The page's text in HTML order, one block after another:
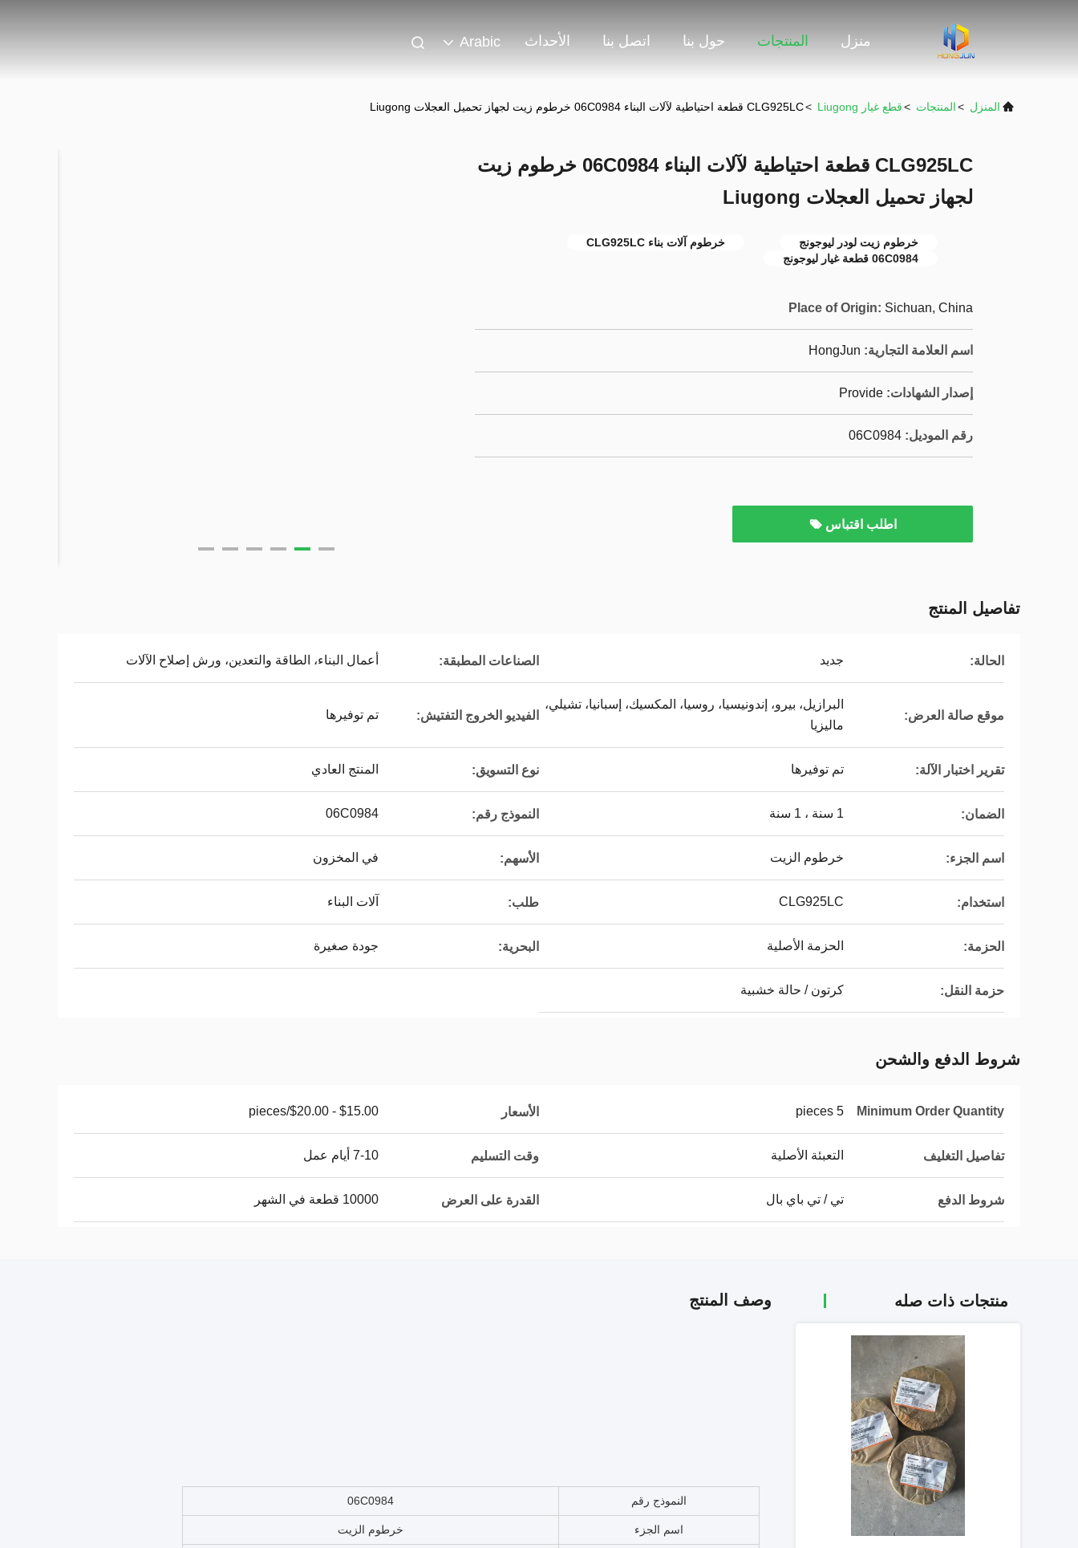
منزل المنتجات حول بنا اتصل بنا الأحداث Arabic
المنزل >المنتجات >قطع غيار Liugong >CLG925LC قطعة احتياطية لآلات البناء 06C0984 خرطوم زيت لجهاز تحميل العجلات Liugong
CLG925LC قطعة احتياطية لآلات البناء 06C0984 خرطوم زيت
لجهاز تحميل العجلات Liugong
خرطوم زيت لودر ليوجونج
خرطوم آلات بناء CLG925LC
06C0984 قطعة غيار ليوجونج
Place of Origin: Sichuan, China
اسم العلامة التجارية: HongJun
إصدار الشهادات: Provide
رقم الموديل: 06C0984
اطلب اقتباس
تفاصيل المنتج
الحالة: جديد الصناعات المطبقة: أعمال البناء، الطاقة والتعدين، ورش إصلاح الآلات
موقع صالة العرض:
البرازيل، بيرو، إندونيسيا، روسيا، المكسيك، إسبانيا، تشيلي،
ماليزيا
الفيديو الخروج التفتيش: تم توفيرها
تقرير اختبار الآلة: تم توفيرها نوع التسويق: المنتج العادي
الضمان: 1 سنة ، 1 سنة النموذج رقم: 06C0984
اسم الجزء: خرطوم الزيت الأسهم: في المخزون
استخدام: CLG925LC طلب: آلات البناء
الحزمة: الحزمة الأصلية البحرية: جودة صغيرة
حزمة النقل: كرتون / حالة خشبية
شروط الدفع والشحن
Minimum Order Quantity
5 pieces الأسعار $15.00 - $20.00/pieces
تفاصيل التغليف التعبئة الأصلية وقت التسليم 7-10 أيام عمل
شروط الدفع تي / تي باي بال القدرة على العرض 10000 قطعة في الشهر
منتجات ذات صله وصف المنتج